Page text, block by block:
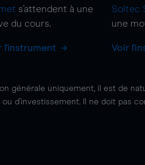
s'attendent à une
du cours.
l'instrument
Soitec
une
Voir
générale uniquement, il est de
d'investissement. Il ne doit pas